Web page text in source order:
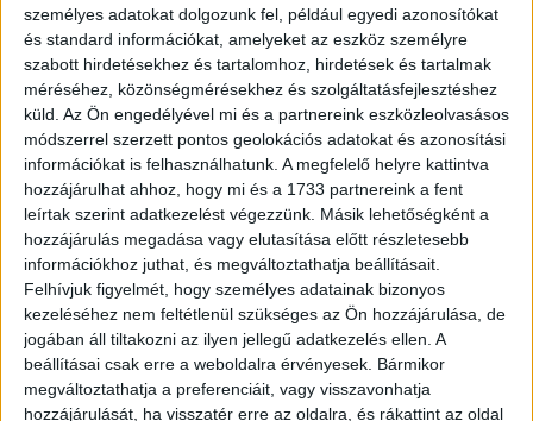
személyes adatokat dolgozunk fel, például egyedi azonosítókat
és standard információkat, amelyeket az eszköz személyre
szabott hirdetésekhez és tartalomhoz, hirdetések és tartalmak
méréséhez, közönségmérésekhez és szolgáltatásfejlesztéshez
küld. Az Ön engedélyével mi és a partnereink eszközleolvasásos
módszerrel szerzett pontos geolokációs adatokat és azonosítási
információkat is felhasználhatunk. A megfelelő helyre kattintva
hozzájárulhat ahhoz, hogy mi és a 1733 partnereink a fent
leírtak szerint adatkezelést végezzünk. Másik lehetőségként a
hozzájárulás megadása vagy elutasítása előtt részletesebb
információkhoz juthat, és megváltoztathatja beállításait.
Felhívjuk figyelmét, hogy személyes adatainak bizonyos
kezeléséhez nem feltétlenül szükséges az Ön hozzájárulása, de
jogában áll tiltakozni az ilyen jellegű adatkezelés ellen. A
beállításai csak erre a weboldalra érvényesek. Bármikor
megváltoztathatja a preferenciáit, vagy visszavonhatja
hozzájárulását, ha visszatér erre az oldalra, és rákattint az oldal
Díjazták az innovációban sikeres
vállalatokat
Biznisz 2026. február 12.
A Magyar Kereskedelmi és Iparkamara (MKIK) és a
Magyar Nemzeti Bank közreműködésével létrejött Magyar
Innovátor védjegyet most adta át először a frissen alakult